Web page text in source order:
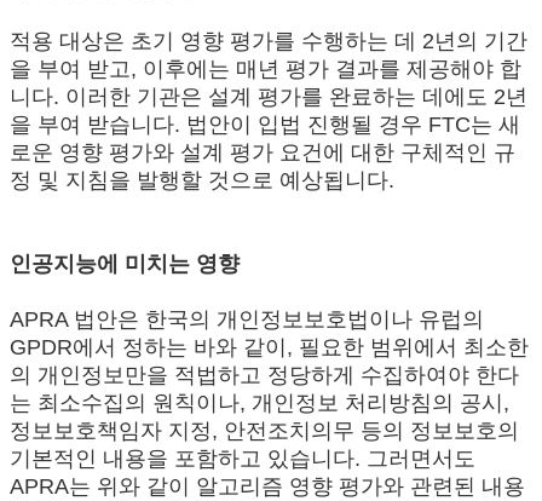
적용 대상은 초기 영향 평가를 수행하는 데 2년의 기간
을 부여 받고, 이후에는 매년 평가 결과를 제공해야 합
니다. 이러한 기관은 설계 평가를 완료하는 데에도 2년
을 부여 받습니다. 법안이 입법 진행될 경우 FTC는 새
로운 영향 평가와 설계 평가 요건에 대한 구체적인 규
정 및 지침을 발행할 것으로 예상됩니다.
인공지능에 미치는 영향
APRA 법안은 한국의 개인정보보호법이나 유럽의
GPDR에서 정하는 바와 같이, 필요한 범위에서 최소한
의 개인정보만을 적법하고 정당하게 수집하여야 한다
는 최소수집의 원칙이나, 개인정보 처리방침의 공시,
정보보호책임자 지정, 안전조치의무 등의 정보보호의
기본적인 내용을 포함하고 있습니다. 그러면서도
APRA는 위와 같이 알고리즘 영향 평가와 관련된 내용